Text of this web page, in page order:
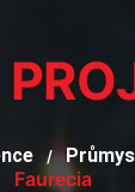
/
Faurecia